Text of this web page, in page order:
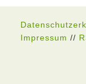
Impressum //